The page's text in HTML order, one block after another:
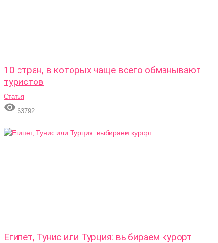
10 стран, в которых чаще всего обманывают
туристов
Статья
 63792
Египет, Тунис или Турция: выбираем курорт